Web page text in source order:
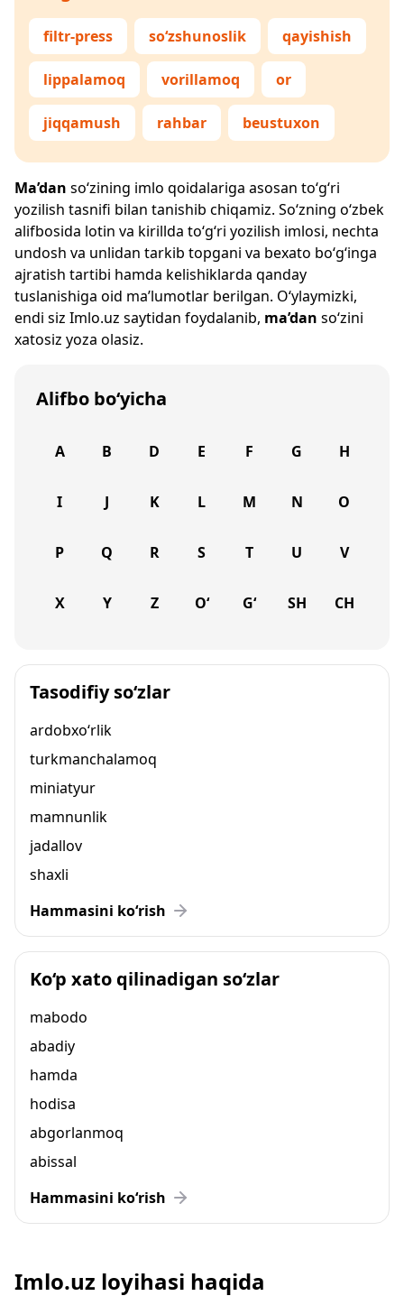
filtr-press so‘zshunoslik qayishish
lippalamoq vorillamoq or
jiqqamush rahbar beustuxon
Ma’dan so‘zining imlo qoidalariga asosan to‘g‘ri
yozilish tasnifi bilan tanishib chiqamiz. So‘zning o‘zbek
alifbosida lotin va kirillda to‘g‘ri yozilish imlosi, nechta
undosh va unlidan tarkib topgani va bexato bo‘g‘inga
ajratish tartibi hamda kelishiklarda qanday
tuslanishiga oid ma’lumotlar berilgan. O‘ylaymizki,
endi siz Imlo.uz saytidan foydalanib, ma’dan so‘zini
xatosiz yoza olasiz.
Alifbo bo‘yicha
A B D E F G H
I J K L M N O
P Q R S T U V
X Y Z O‘ G‘ SH CH
Tasodifiy so‘zlar
ardobxo‘rlik
turkmanchalamoq
miniatyur
mamnunlik
jadallov
shaxli
Hammasini ko‘rish
Ko‘p xato qilinadigan so‘zlar
mabodo
abadiy
hamda
hodisa
abgorlanmoq
abissal
Hammasini ko‘rish
Imlo.uz loyihasi haqida